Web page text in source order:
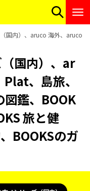
国内）、aruco 海外、aruco
国内）、ar
、島旅、
鑑、BOOK
旅と健
BOOKSのガ